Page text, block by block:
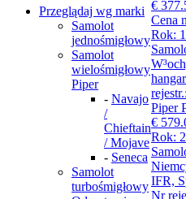
Przeglądaj wg marki
Samolot
jednośmigłowy
Samolot
wielośmigłowy
Piper
- Navajo
/
Chieftain
/ Mojave
- Seneca
Samolot
turbośmigłowy
€
Cena
Rok:
Piper
€
Rok:
IFR,
Nr